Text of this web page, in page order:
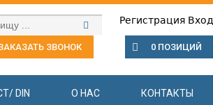
Регистрация Вход
ЗВОНОК 0 ПОЗИЦИЙ
DIN О НАС КОНТАКТЫ